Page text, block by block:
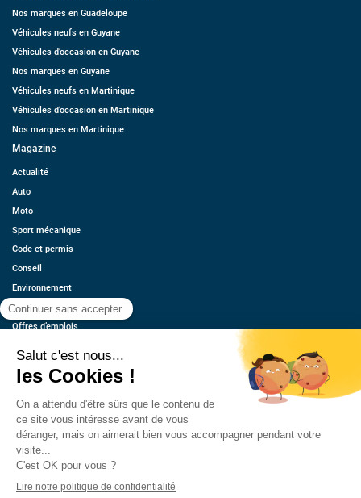
Nos marques en Guadeloupe
Véhicules neufs en Guyane
Véhicules d’occasion en Guyane
Nos marques en Guyane
Véhicules neufs en Martinique
Véhicules d’occasion en Martinique
Nos marques en Martinique
Magazine
Actualité
Auto
Moto
Sport mécanique
Code et permis
Conseil
Environnement
Économie
Offres d’emplois
Contact
Estimez votre voiture
Mentions légales
CGU